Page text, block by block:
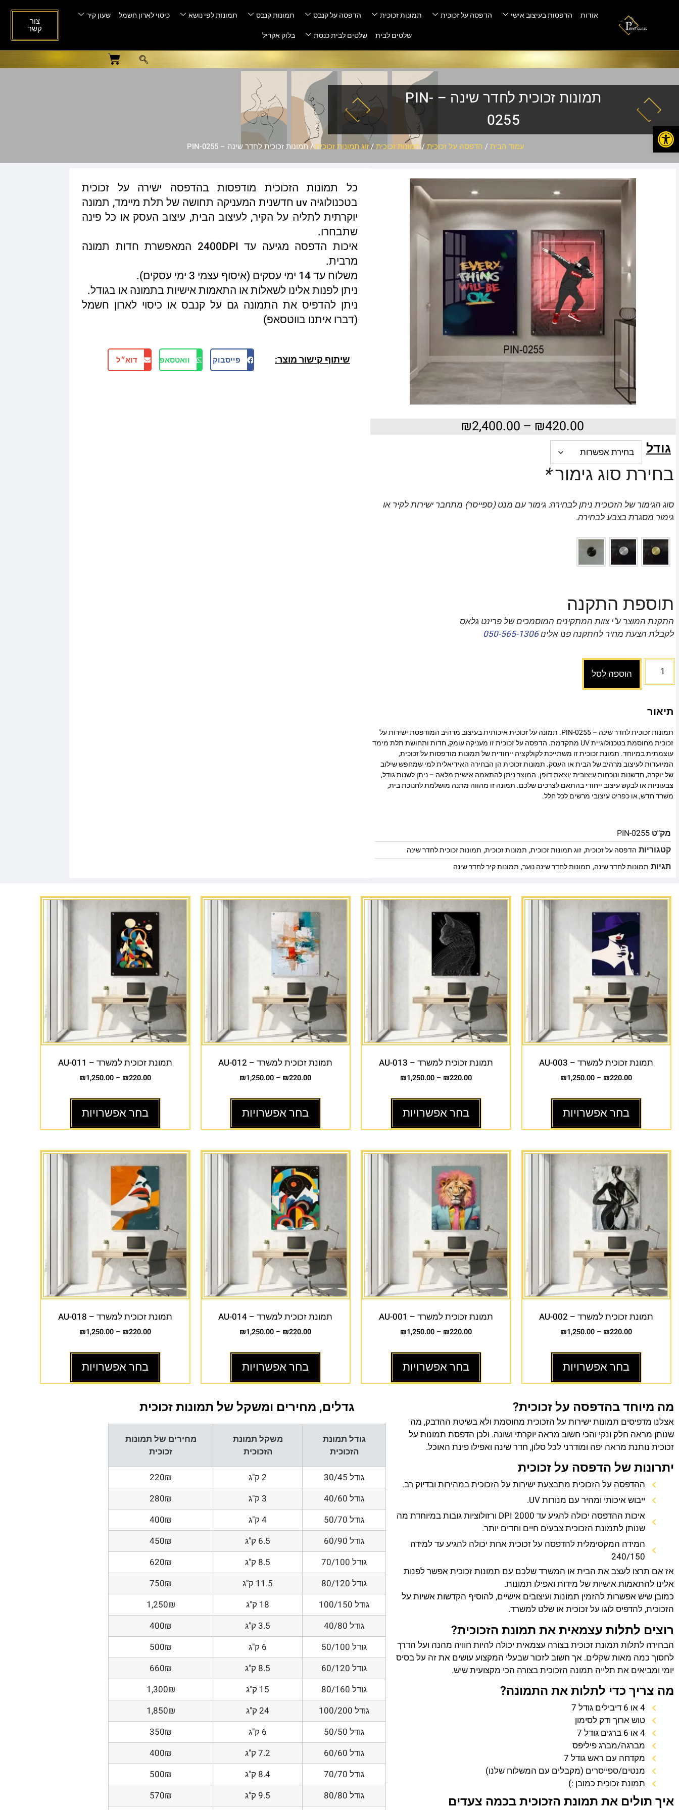
אודות הדפסות בעיצוב אישי הדפסה על זכוכית תמונות זכוכית הדפסה על קנבס תמונות קנבס תמונות לפי נושא כיסוי לארון חשמל
שעון קיר
שלטים לבית
שלטים לבית כנסת בלוק אקריל
צור
קשר
תמונות זכוכית לחדר שינה – PIN-
0255
עמוד הבית/ הדפסה על זכוכית/תמונות זכוכית/זוג תמונות זכוכית/ תמונות זכוכית לחדר שינה – PIN-0255
₪420.00
–
₪2,400.00
גודל
בחירת סוג גימור*
סוג הגימור של הזכוכית ניתן לבחירה: גימור עם מנט (ספייסר) מתחבר ישירות לקיר או
גימור מסגרת בצבע לבחירה.
תוספת התקנה
התקנת המוצר ע"י צוות המתקינים המוסמכים של פרינט גלאס
לקבלת הצעת מחיר להתקנה פנו אלינו050-565-1306
הוספה לסל
תיאור
תמונות זכוכית לחדר שינה – PIN-0255. תמונה על זכוכית איכותית בעיצוב מרהיב המודפסת ישירות על
זכוכית מחוסמת בטכנולוגיית UV מתקדמת. הדפסה על זכוכית זו מעניקה עומק, חדות ותחושת תלת מימד
עוצמתית במיוחד. תמונת זכוכית זו משתייכת לקולקציה ייחודית של תמונות מודפסות על זכוכית,
המיועדות לעיצוב מרהיב של הבית או העסק. תמונות זכוכית הן הבחירה האידיאלית למי שמחפש שילוב
של יוקרה, חדשנות ונוכחות עיצובית יוצאת דופן. המוצר ניתן להתאמה אישית מלאה – ניתן לשנות גודל,
צבעוניות או לבקש עיצוב ייחודי בהתאם לצרכים שלכם. תמונה זו מהווה מתנה מושלמת לחנוכת בית,
משרד חדש, או כפריט עיצובי מרשים לכל חלל.
מק"טPIN-0255
קטגוריות הדפסה על זכוכית,זוג תמונות זכוכית, תמונות זכוכית, תמונות זכוכית לחדר שינה
תגיות תמונות לחדר שינה, תמונות לחדר שינה נוער, תמונות קיר לחדר שינה
כל תמונות הזכוכית מודפסות בהדפסה ישירה על זכוכית
בטכנולוגיה uv חדשנית המעניקה תחושה של תלת מיימד, תמונה
יוקרתית לתליה על הקיר, לעיצוב הבית, עיצוב העסק או כל פינה
שתבחרו.
איכות הדפסה מגיעה עד 2400DPI המאפשרת חדות תמונה
מרבית.
משלוח עד 14 ימי עסקים (איסוף עצמי 3 ימי עסקים).
ניתן לפנות אלינו לשאלות או התאמות אישיות בתמונה או בגודל.
ניתן להדפיס את התמונה גם על קנבס או כיסוי לארון חשמל
(דברו איתנו בווטסאפ)
שיתוף קישור מוצר: פייסבוק וואטסאפ דוא״ל
תמונת זכוכית למשרד – AU-003
₪220.00
–
₪1,250.00
בחר אפשרויות
תמונת זכוכית למשרד – AU-013
₪220.00
–
₪1,250.00
בחר אפשרויות
תמונת זכוכית למשרד – AU-012
₪220.00
–
₪1,250.00
בחר אפשרויות
תמונת זכוכית למשרד – AU-011
₪220.00
–
₪1,250.00
בחר אפשרויות
תמונת זכוכית למשרד – AU-002
₪220.00
–
₪1,250.00
בחר אפשרויות
תמונת זכוכית למשרד – AU-001
₪220.00
–
₪1,250.00
בחר אפשרויות
תמונת זכוכית למשרד – AU-014
₪220.00
–
₪1,250.00
בחר אפשרויות
תמונת זכוכית למשרד – AU-018
₪220.00
–
₪1,250.00
בחר אפשרויות
מה מיוחד בהדפסה על זכוכית?
אצלנו מדפיסים תמונות ישירות על הזכוכית מחוסמת ולא בשיטת ההדבק, מה
שנותן מראה חלק ונקי והכי חשוב מראה יוקרתי ושונה. ולכן הדפסת תמונות על
זכוכית נותנת מראה יפה ומודרני לכל סלון, חדר שינה ואפילו פינת האוכל.
יתרונות של הדפסה על זכוכית
ההדפסה על הזכוכית מתבצעת ישירות על הזכוכית במהירות ובדיוק רב.
ייבוש איכותי ומהיר עם מנורות UV.
איכות ההדפסה יכולה להגיע עד 2000 DPI ורזולוציות גובות במיוחדת מה
שנותן לתמונת הזכוכית צבעים חיים וחדים יותר.
המידה המקסימלית להדפסה על זכוכית אחת יכולה להגיע עד למידה
240/150
אז אם תרצו לעצב את הבית או המשרד שלכם עם תמונות זכוכית אפשר לפנות
אלינו להתאמות אישיות של מידות ואפילו תמונות.
כמובן שיש אפשרות להזמין תמונות ועיצובים אישיים, להוסיף הקדשות אשיות על
הזכוכית, להדפיס לוגו על זכוכית או שלט למשרד.
רוצים לתלות עצמאית את תמונת הזכוכית?
הבחירה לתלות תמונת זכוכית בצורה עצמאית יכולה להיות חוויה מהנה ועל הדרך
לחסוך כמה מאות שקלים. אך חשוב לזכור שבעלי המקצוע עושים את זה על בסיס
יומי ומביאים את תלייה תמונה הזכוכית בצורה הכי מקצועית שיש.
מה צריך כדי לתלות את התמונה?
4 או 6 דיבילים גודל 7
טוש ארוך ודק לסימון
4 או 6 ברגים גודל 7
מברגה/מברג פיליפס
מקדחה עם ראש גודל 7
מנטים/ספייסרים (מקבלים עם המשלוח שלנו)
תמונת זכוכית כמובן :)
איך תולים את תמונת הזכוכית בכמה צעדים
גדלים, מחירים ומשקל של תמונות זכוכית
גודל תמונת
הזכוכית
משקל תמונת
הזכוכית
מחירים של תמונות
זכוכית
גודל 30/45 2 ק"ג
220₪
גודל 40/60
3 ק"ג
280₪
גודל 50/70
4 ק"ג
400₪
גודל 60/90
6.5 ק"ג
450₪
גודל 70/100
8.5 ק"ג
620₪
גודל 80/120
11.5 ק"ג
750₪
גודל 100/150
18 ק"ג
1,250₪
גודל 40/80
3.5 ק"ג
400₪
גודל 50/100
6 ק"ג
500₪
גודל 60/120
8.5 ק"ג
660₪
גודל 80/160
15 ק"ג
1,300₪
גודל 100/200
24 ק"ג
1,850₪
גודל 50/50
6 ק"ג
350₪
גודל 60/60
7.2 ק"ג
400₪
גודל 70/70
8.4 ק"ג
500₪
גודל 80/80
9.5 ק"ג 570₪
פתח סרגל נגישות